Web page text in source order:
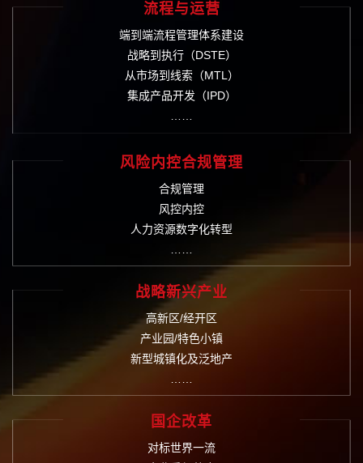
流程与运营
端到端流程管理体系建设
战略到执行（DSTE）
从市场到线索（MTL）
集成产品开发（IPD）
风险内控合规管理
合规管理
风控内控
人力资源数字化转型
战略新兴产业
高新区/经开区
产业园/特色小镇
新型城镇化及泛地产
国企改革
对标世界一流